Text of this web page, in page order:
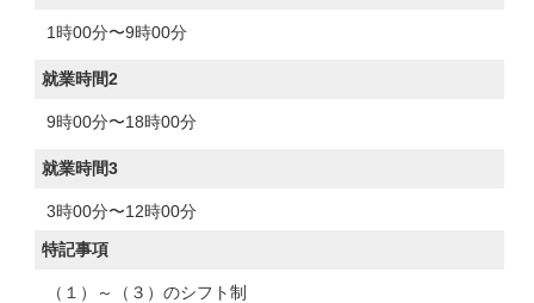
1時00分〜9時00分
就業時間2
9時00分〜18時00分
就業時間3
3時00分〜12時00分
特記事項
（１）～（３）のシフト制